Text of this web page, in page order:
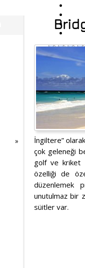
İngiltere”
çok geleneği
golf ve kriket
özelliği de
düzenlemek
unutulmaz bir
süitler var.